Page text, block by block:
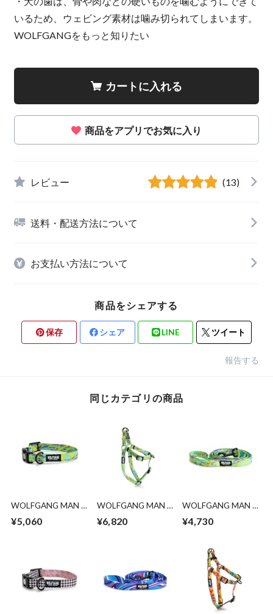
いるため、ウェビング素材は噛み切られてしまいます。
WOLFGANGをもっと知りたい
カートに入れる
商品をアプリでお気に入り
レビュー (13)
送料・配送方法について
お支払い方法について
商品をシェアする
保存 シェア LINE ツイート
報告する
同じカテゴリの商品
WOLFGANG MAN &
ModernCanvas
¥5,060
WOLFGANG MAN &
/ModernCanvas
¥6,820
WOLFGANG MAN &
/ModernCanvas
¥4,730